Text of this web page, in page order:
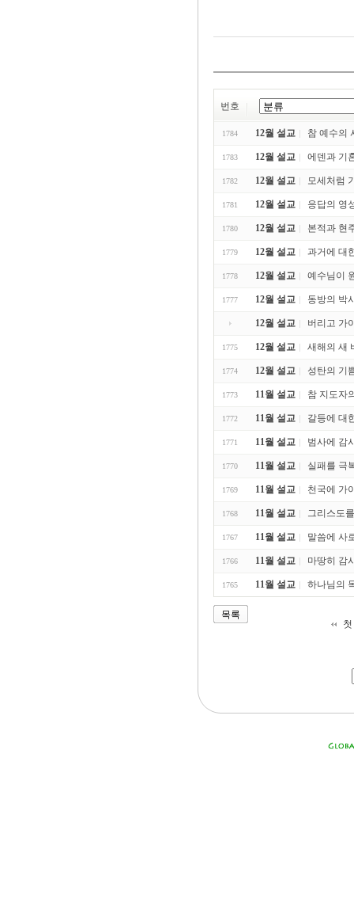
번호
1784 12월 설교 참 예수의
1783 12월 설교 에덴과 기
1782 12월 설교 모세처럼
1781 12월 설교 응답의 영
1780 12월 설교 본적과 현
1779 12월 설교 과거에 대
1778 12월 설교 예수님이
1777 12월 설교 동방의 박
12월 설교 버리고 가
1775 12월 설교 새해의 새
1774 12월 설교 성탄의 기
1773 11월 설교 참 지도자
1772 11월 설교 갈등에 대
1771 11월 설교 범사에 감
1770 11월 설교 실패를 극
1769 11월 설교 천국에 가
1768 11월 설교 그리스도
1767 11월 설교 말씀에 사
1766 11월 설교 마땅히 감
1765 11월 설교 하나님의
목록